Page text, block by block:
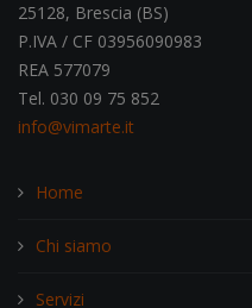
25128, Brescia (BS)
P.IVA / CF 03956090983
REA 577079
Tel. 030 09 75 852
info@vimarte.it
Home
Chi siamo
Servizi